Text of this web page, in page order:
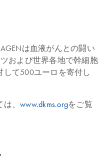
は血液がんとの闘い
および世界各地で幹細胞
て500ユーロを寄付し
、 www.dkms.orgをご覧